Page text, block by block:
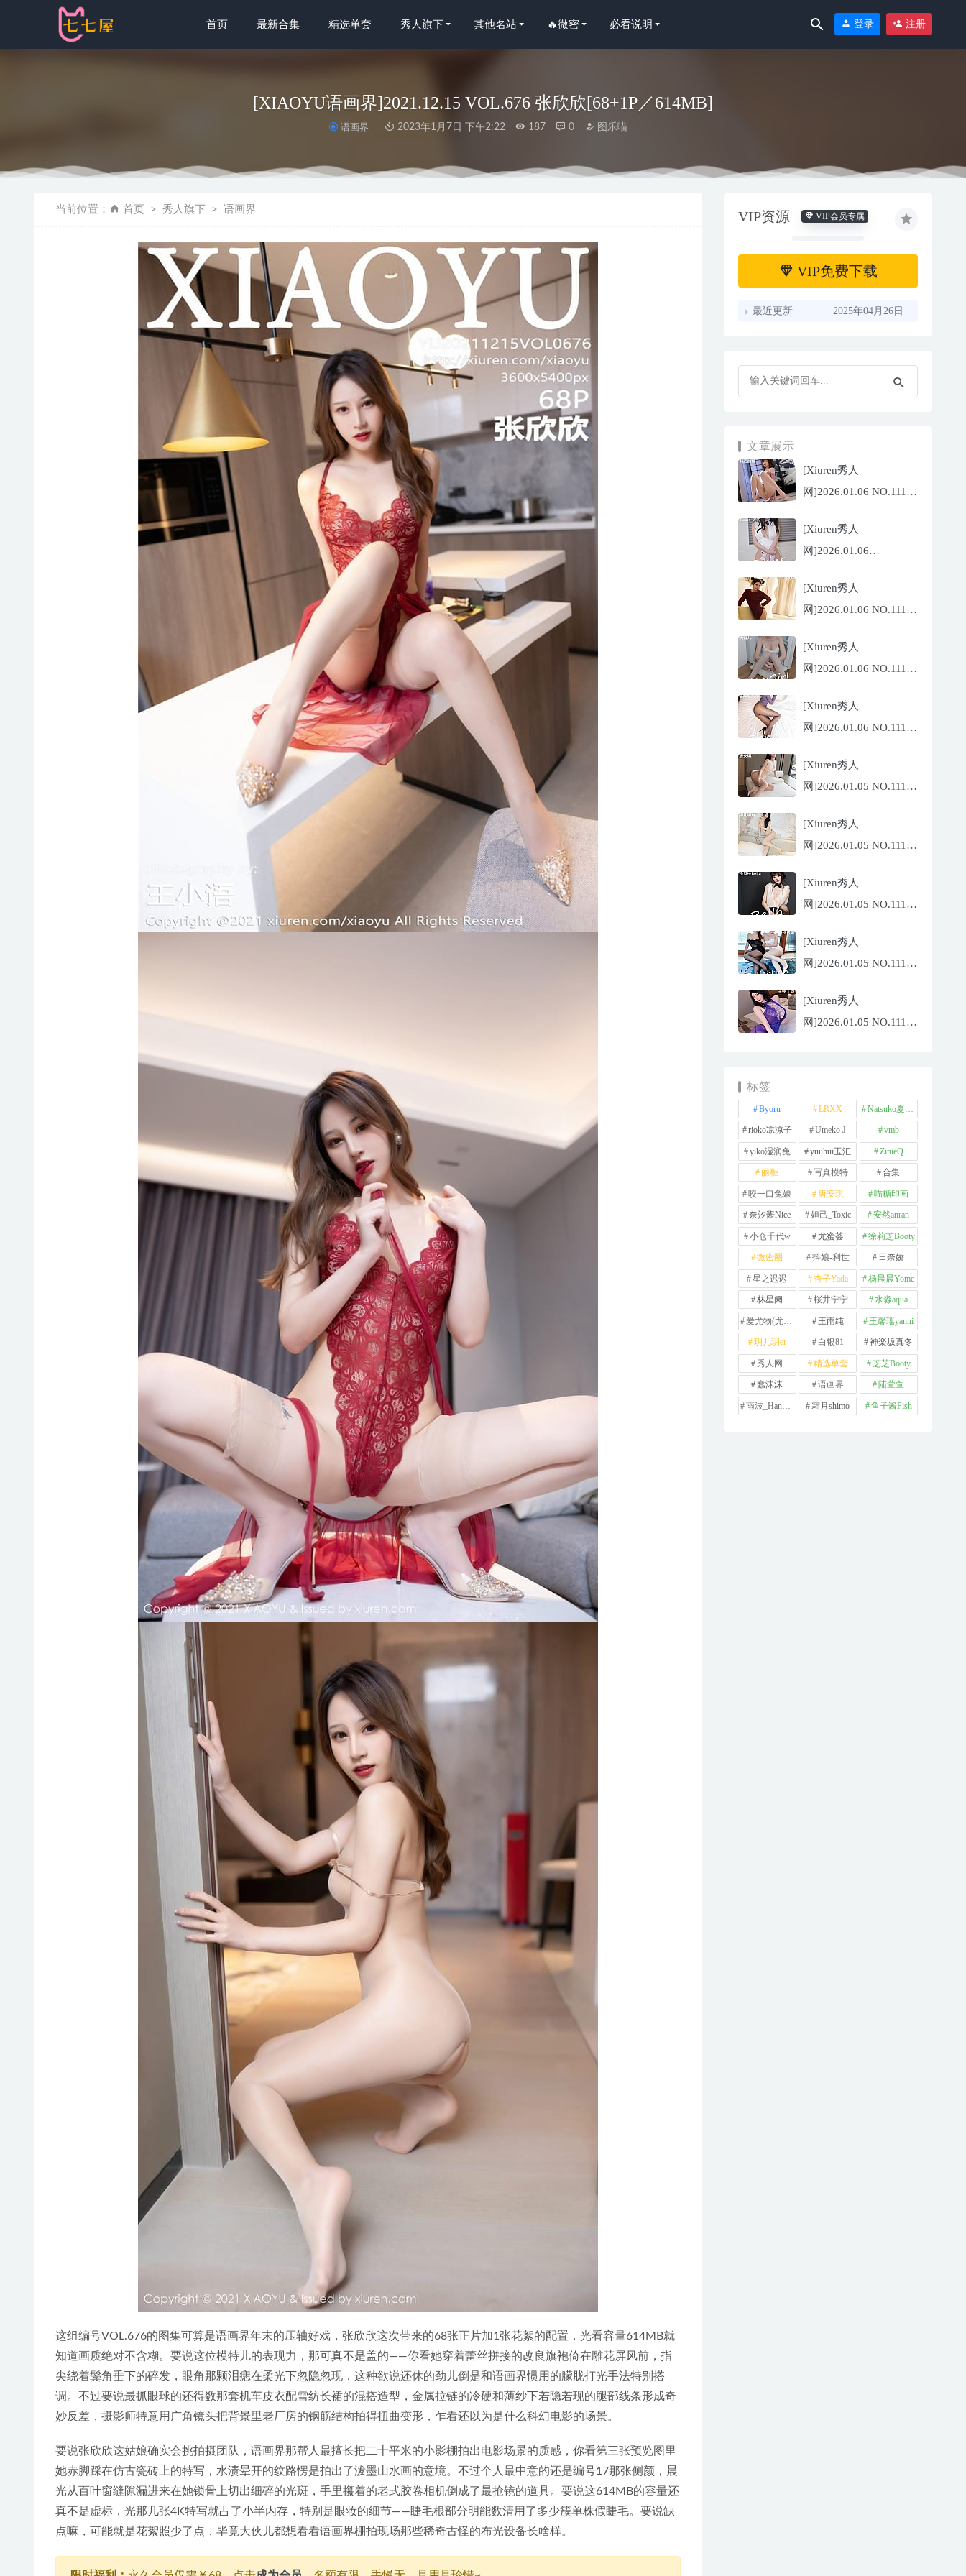
首页 最新合集 精选单套 秀人旗下 其他名站 🔥微密 必看说明 登录 注册
[XIAOYU语画界]2021.12.15 VOL.676 张欣欣[68+1P／614MB]
语画界 2023年1月7日 下午2:22 187 0 图乐喵
当前位置： 首页 秀人旗下 语画界
这组编号VOL.676的图集可算是语画界年末的压轴好戏，张欣欣这次带来的68张正片加1张花絮的配置，光看容量614MB就
知道画质绝对不含糊。要说这位模特儿的表现力，那可真不是盖的——你看她穿着蕾丝拼接的改良旗袍倚在雕花屏风前，指
尖绕着鬓角垂下的碎发，眼角那颗泪痣在柔光下忽隐忽现，这种欲说还休的劲儿倒是和语画界惯用的朦胧打光手法特别搭
调。不过要说最抓眼球的还得数那套机车皮衣配雪纺长裙的混搭造型，金属拉链的冷硬和薄纱下若隐若现的腿部线条形成奇
妙反差，摄影师特意用广角镜头把背景里老厂房的钢筋结构拍得扭曲变形，乍看还以为是什么科幻电影的场景。
要说张欣欣这姑娘确实会挑拍摄团队，语画界那帮人最擅长把二十平米的小影棚拍出电影场景的质感，你看第三张预览图里
她赤脚踩在仿古瓷砖上的特写，水渍晕开的纹路愣是拍出了泼墨山水画的意境。不过个人最中意的还是编号17那张侧颜，晨
光从百叶窗缝隙漏进来在她锁骨上切出细碎的光斑，手里攥着的老式胶卷相机倒成了最抢镜的道具。要说这614MB的容量还
真不是虚标，光那几张4K特写就占了小半内存，特别是眼妆的细节——睫毛根部分明能数清用了多少簇单株假睫毛。要说缺
点嘛，可能就是花絮照少了点，毕竟大伙儿都想看看语画界棚拍现场那些稀奇古怪的布光设备长啥样。
VIP资源 VIP会员专属
VIP免费下载
最近更新 2025年04月26日
文章展示
[Xiuren秀人
网]2026.01.06 NO.11199
[77P/675.02MB]
[Xiuren秀人
网]2026.01.06
[66P/565.33MB]
[Xiuren秀人
网]2026.01.06 NO.11198
[Xiuren秀人
网]2026.01.06 NO.11196
[Xiuren秀人
网]2026.01.06 NO.11197
_Renee@[69P/755.32MB]
[Xiuren秀人
网]2026.01.05 NO.11195
[Xiuren秀人
网]2026.01.05 NO.11194
er[67P/671.86MB]
[Xiuren秀人
网]2026.01.05 NO.11191
Bella[69P/586.39MB]
[Xiuren秀人
网]2026.01.05 NO.11193
lrene[69P/933.33MB]
[Xiuren秀人
网]2026.01.05 NO.11192
标签
Byoru LRXX Natsuko夏夏子
rioko凉凉子 Umeko J vmb
yiko湿润兔 yuuhui玉汇 ZinieQ
丽柜 写真模特 合集
咬一口兔娘 唐安琪 喵糖印画
奈汐酱Nice 妲己_Toxic 安然anran
小仓千代w 尤蜜荟 徐莉芝Booty
微密圈 抖娘-利世 日奈娇
星之迟迟 杏子Yada 杨晨晨Yome
林星阑 桜井宁宁 水淼aqua
爱尤物(尤果网) 王雨纯 王馨瑶yanni
玥儿玥er 白银81 神楽坂真冬
秀人网 精选单套 芝芝Booty
蠢沫沫 语画界 陆萱萱
雨波_HaneAme 霜月shimo 鱼子酱Fish
Yuka(金提莫) – 写真图片合集【持续更新中】 2025-05-10
雨波_HaneAme – NO.275 水星的魔女 – 塞西莉雅[40P-289M] 2023-09-08
青豆客 – 2017.07.10 晓迪[53+1P186M] 2022-11-24